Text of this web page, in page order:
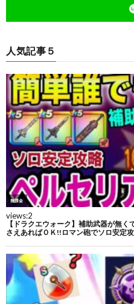
人気記事５